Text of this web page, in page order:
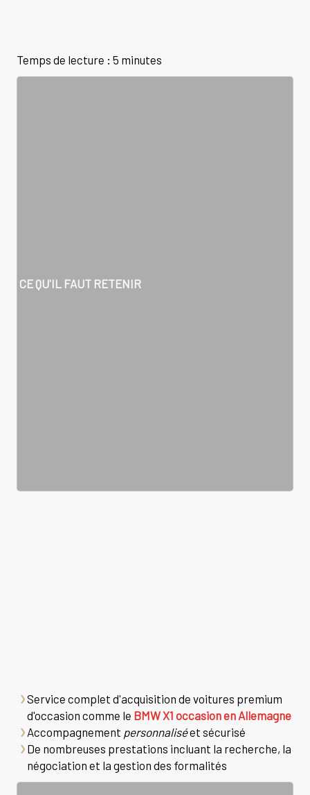
Temps de lecture : 5 minutes
CE QU'IL FAUT RETENIR
Service complet d'acquisition de voitures premium
d'occasion comme le BMW X1 occasion en Allemagne
Accompagnement personnaliséet sécurisé
De nombreuses prestations incluant la recherche, la
négociation et la gestion des formalités